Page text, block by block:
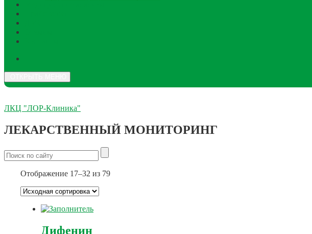
ЛКЦ "ЛОР-Клиника"
ЛЕКАРСТВЕННЫЙ МОНИТОРИНГ
Отображение 17–32 из 79
Дифенин